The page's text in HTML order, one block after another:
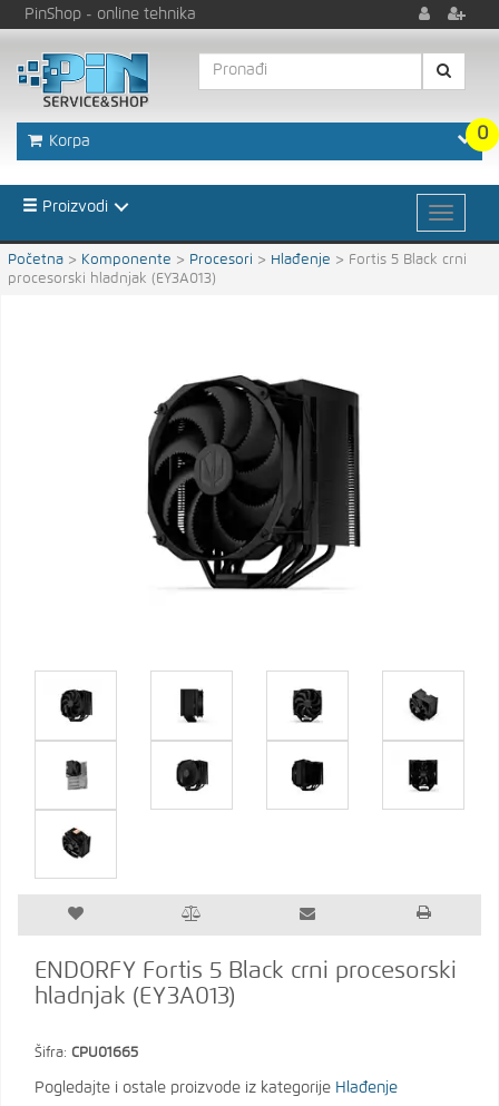
PinShop - online tehnika
0
Korpa
Proizvodi
Početna > Komponente > Procesori > Hlađenje > Fortis 5 Black crni
procesorski hladnjak (EY3A013)
ENDORFY Fortis 5 Black crni procesorski
hladnjak (EY3A013)
Šifra: CPU01665
Pogledajte i ostale proizvode iz kategorije Hlađenje